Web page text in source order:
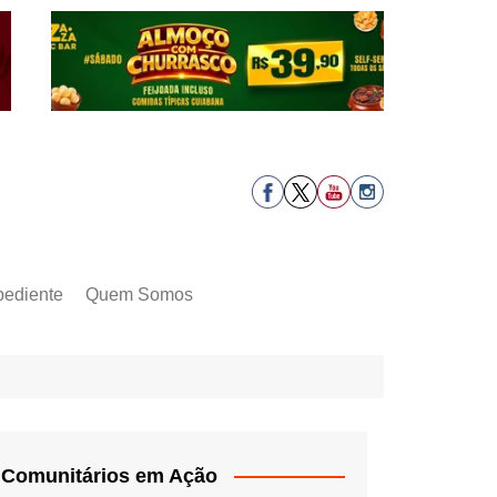
Quem Somos
Comunitários em Ação